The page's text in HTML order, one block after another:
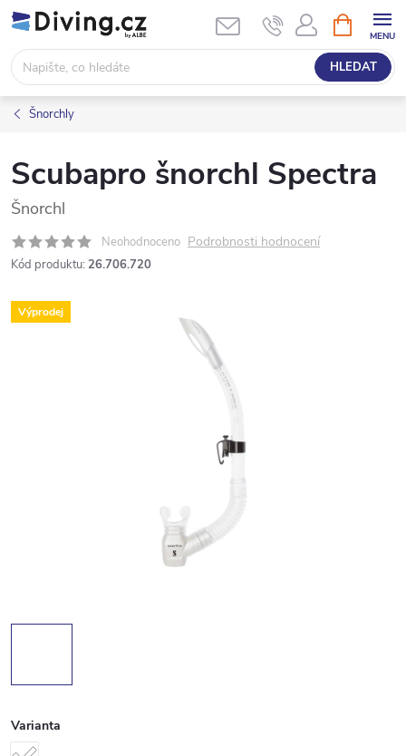
Přejít
na
obsah
HLEDAT
NÁKUPNÍ
KOŠÍK
Šnorchly
Scubapro šnorchl Spectra
Šnorchl
Neohodnoceno Podrobnosti hodnocení
Kód produktu: 26.706.720
Výprodej
Varianta